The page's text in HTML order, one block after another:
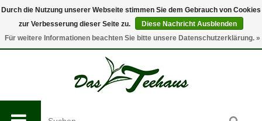
0
Durch die Nutzung unserer Webseite stimmen Sie dem Gebrauch von Cookies
zur Verbesserung dieser Seite zu.
Diese Nachricht Ausblenden
Für weitere Informationen beachten Sie bitte unsere Datenschutzerklärung. »